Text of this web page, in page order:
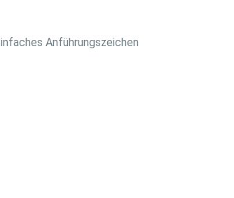
Anführungszeichen